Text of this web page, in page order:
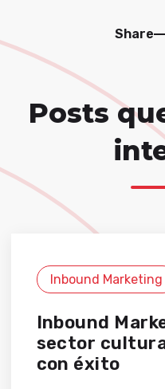
Share
Posts
Inbound Marketing
Inbound
sector
con éxito